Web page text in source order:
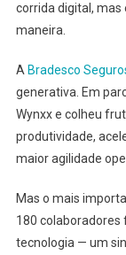
corrida digital,
maneira.
A Bradesco
generativa. Em
Wynxx e colheu
produtividade,
maior agilidade
Mas o mais
180 colaboradores
tecnologia — um